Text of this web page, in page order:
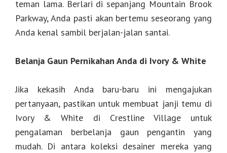
teman lama. Berlari di sepanjang Mountain Brook
Parkway, Anda pasti akan bertemu seseorang yang
Anda kenal sambil berjalan-jalan santai.
Belanja Gaun Pernikahan Anda di Ivory & White
Jika kekasih Anda baru-baru ini mengajukan
pertanyaan, pastikan untuk membuat janji temu di
Ivory & White di Crestline Village untuk
pengalaman berbelanja gaun pengantin yang
mudah. Di antara koleksi desainer mereka yang